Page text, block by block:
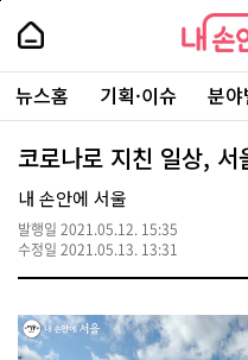
본
로
가
내
손
안
에
서
울
-
서
울
시
대
표
소
포
털
내
손
에
울
주
요
서
뉴스홈 기획·이슈 분
코로나로 지친 일상,
내 손안에 서울
발행일 2021.05.12. 15:35
수정일 2021.05.13. 13:31
페
상
단
로